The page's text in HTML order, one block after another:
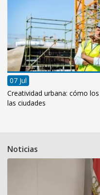
07 Jul
Creatividad urbana: cómo
las ciudades
Noticias